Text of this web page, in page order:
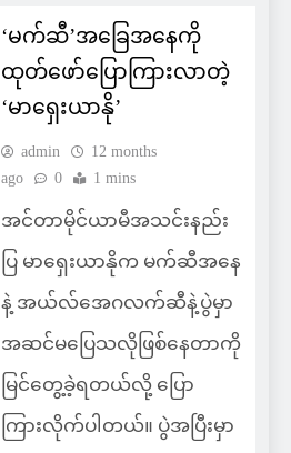
‘မက်ဆီ’အခြေအနေကို
ထုတ်ဖော်ပြောကြားလာတဲ့
‘မာရှေးယာနို’
admin
12 months
ago
0 1 mins
အင်တာမိုင်ယာမီအသင်းနည်း
ပြ မာရှေးယာနိုက မက်ဆီအနေ
နဲ့ အယ်လ်အေဂလက်ဆီနဲ့ပွဲမှာ
အဆင်မပြေသလိုဖြစ်နေတာကို
မြင်တွေ့ခဲ့ရတယ်လို့ ပြော
ကြားလိုက်ပါတယ်။ ပွဲအပြီးမှာ